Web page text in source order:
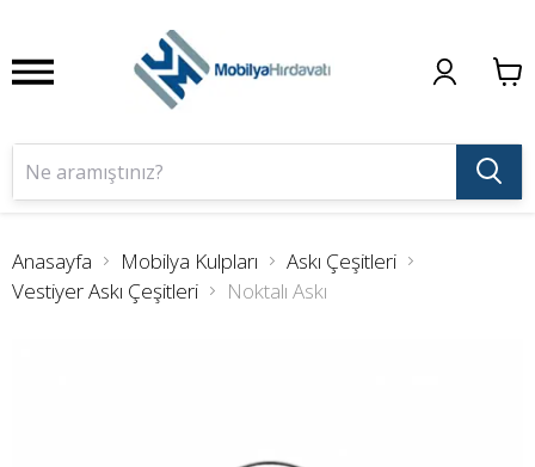
Anasayfa Mobilya Kulpları
Askı Çeşitleri
Vestiyer Askı Çeşitleri
Noktalı Askı